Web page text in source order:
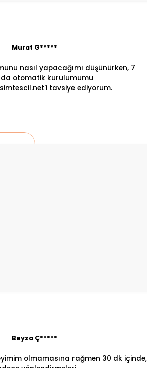
Murat G*****
nasıl yapacağımı düşünürken, 7
otomatik kurulumumu
tavsiye ediyorum.
Beyza Ç*****
olmamasına rağmen 30 dk içinde,